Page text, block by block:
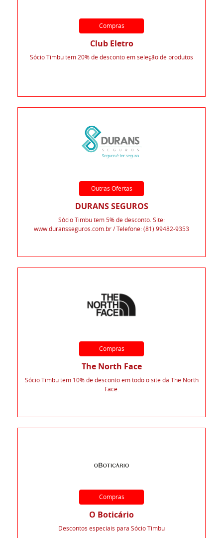
Compras
Club Eletro
Sócio Timbu tem 20% de desconto em seleção de produtos
Outras Ofertas
DURANS SEGUROS
Sócio Timbu tem 5% de desconto. Site:
www.duransseguros.com.br / Telefone: (81) 99482-9353
Compras
The North Face
Sócio Timbu tem 10% de desconto em todo o site da The North
Face.
Compras
O Boticário
Descontos especiais para Sócio Timbu